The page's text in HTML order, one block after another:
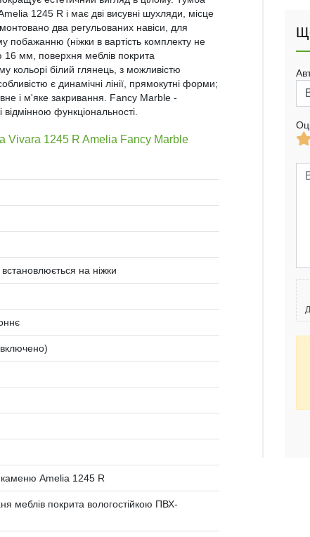
1245 R і має дві висувні шухляди, місце
два регульованих навіси, для
побажанню (ніжки в вартість комплекту не
16 мм, поверхня меблів покрита
кольорі білий глянець, з можливістю
є динамічні лінії, прямокутні форми;
і м'яке закривання. Fancy Marble -
функціональності.
Vivara 1245 R Amelia Fancy Marble
на ніжки
включено)
каменю Amelia 1245 R
покрита вологостійкою ПВХ-